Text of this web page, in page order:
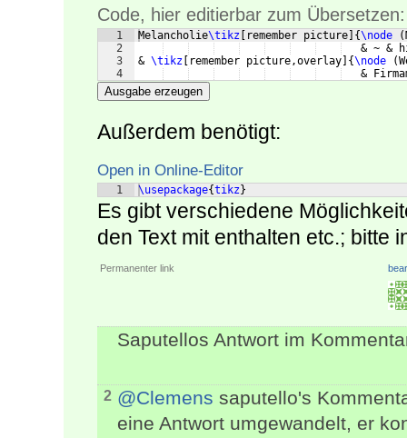
Code, hier editierbar zum Übersetzen:
1
2
3
4
Melancholie\tikz remember picture {\node (
& ~ &
& \tikz remember picture,overlay {\node (
&
Ausgabe erzeugen
Außerdem benötigt:
Open in Online-Editor
1 \usepackage{tikz }
Es gibt verschiedene
den Text mit enthalten etc.; bitte
Permanenter link
Saputellos Antwort im
2 @Clemens saputello's
eine Antwort umgewandelt, er